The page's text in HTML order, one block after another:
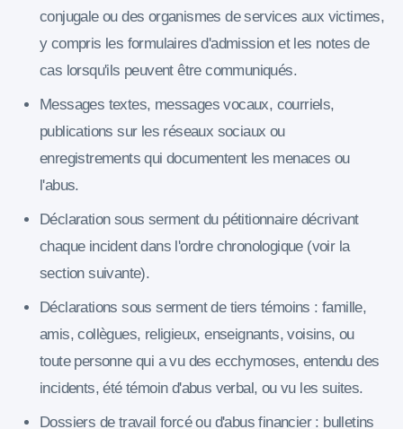
conjugale ou des organismes de services aux victimes,
y compris les formulaires d'admission et les notes de
cas lorsqu'ils peuvent être communiqués.
Messages textes, messages vocaux, courriels,
publications sur les réseaux sociaux ou
enregistrements qui documentent les menaces ou
l'abus.
Déclaration sous serment du pétitionnaire décrivant
chaque incident dans l'ordre chronologique (voir la
section suivante).
Déclarations sous serment de tiers témoins : famille,
amis, collègues, religieux, enseignants, voisins, ou
toute personne qui a vu des ecchymoses, entendu des
incidents, été témoin d'abus verbal, ou vu les suites.
Dossiers de travail forcé ou d'abus financier : bulletins